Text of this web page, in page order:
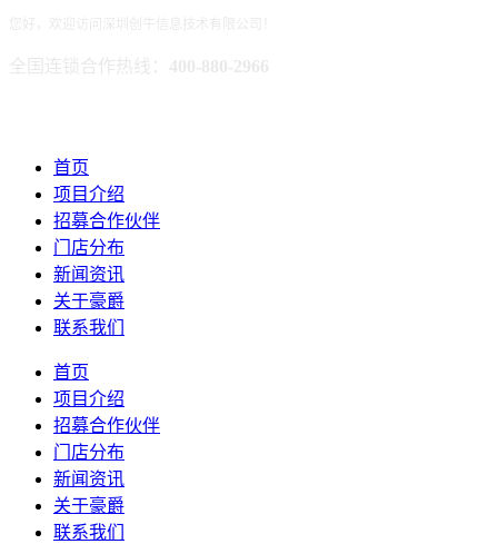
首页
项目介绍
招募合作伙伴
门店分布
新闻资讯
关于豪爵
联系我们
首页
项目介绍
招募合作伙伴
门店分布
新闻资讯
关于豪爵
联系我们